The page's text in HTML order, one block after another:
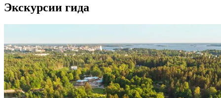
Экскурсии гида